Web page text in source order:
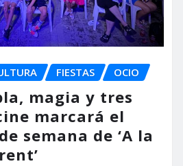
FIESTAS OCIO
magia y tres
marcará el
semana de ‘A la